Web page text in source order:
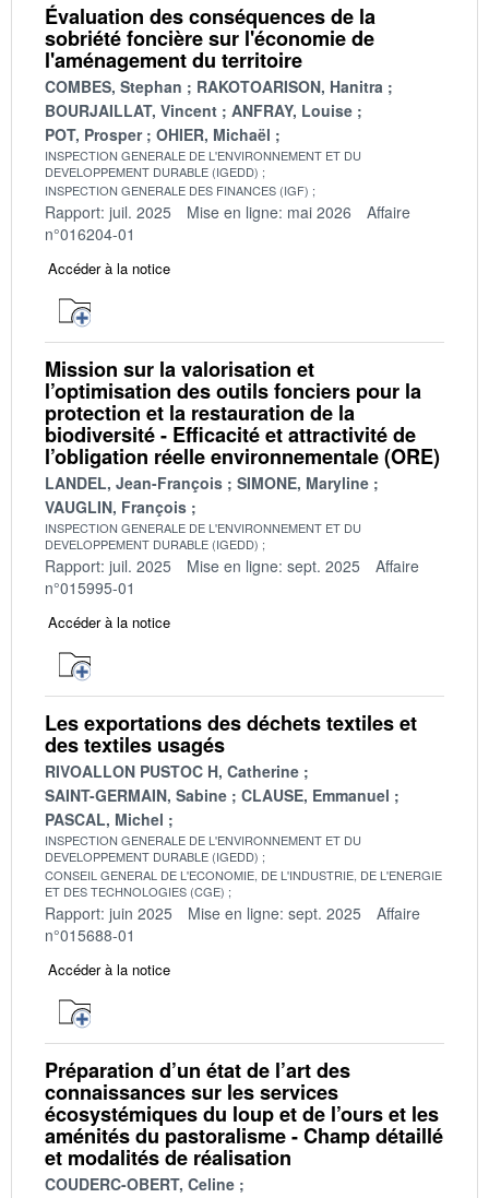
Évaluation des conséquences de la
sobriété foncière sur l'économie de
l'aménagement du territoire
COMBES, Stephan
RAKOTOARISON, Hanitra
BOURJAILLAT, Vincent
ANFRAY, Louise
POT, Prosper
OHIER, Michaël
INSPECTION GENERALE DE L'ENVIRONNEMENT ET DU
DEVELOPPEMENT DURABLE (IGEDD)
INSPECTION GENERALE DES FINANCES (IGF)
Rapport: juil. 2025 Mise en ligne: mai 2026
Affaire
n°016204-01
Accéder à la notice
Mission sur la valorisation et
l’optimisation des outils fonciers pour la
protection et la restauration de la
biodiversité - Efficacité et attractivité de
l’obligation réelle environnementale (ORE)
LANDEL, Jean-François
SIMONE, Maryline
VAUGLIN, François
INSPECTION GENERALE DE L'ENVIRONNEMENT ET DU
DEVELOPPEMENT DURABLE (IGEDD)
Rapport: juil. 2025 Mise en ligne: sept. 2025
Affaire
n°015995-01
Accéder à la notice
Les exportations des déchets textiles et
des textiles usagés
RIVOALLON PUSTOC H, Catherine
SAINT-GERMAIN, Sabine
CLAUSE, Emmanuel
PASCAL, Michel
INSPECTION GENERALE DE L'ENVIRONNEMENT ET DU
DEVELOPPEMENT DURABLE (IGEDD)
CONSEIL GENERAL DE L'ECONOMIE, DE L'INDUSTRIE, DE L'ENERGIE
ET DES TECHNOLOGIES (CGE)
Rapport: juin 2025 Mise en ligne: sept. 2025
Affaire
n°015688-01
Accéder à la notice
Préparation d’un état de l’art des
connaissances sur les services
écosystémiques du loup et de l’ours et les
aménités du pastoralisme - Champ détaillé
et modalités de réalisation
COUDERC-OBERT, Celine